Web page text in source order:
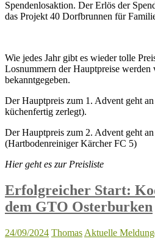
Spendenlosaktion. Der Erlös der
das Projekt 40 Dorfbrunnen für
Wie jedes Jahr gibt es wieder tolle
Losnummern der Hauptpreise
bekanntgegeben.
Der Hauptpreis zum 1. Advent geht
küchenfertig zerlegt).
Der Hauptpreis zum 2. Advent geht
(Hartbodenreiniger Kärcher FC 5)
Hier geht es zur Preisliste
Erfolgreicher Start:
dem GTO Osterburken
24/09/2024 Thomas Aktuelle